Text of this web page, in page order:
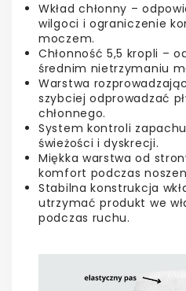
Wkład chłonny –
wilgoci i ograniczenie
moczem.
Chłonność 5,5 kropli –
średnim nietrzymaniu
Warstwa
szybciej odprowadzać
chłonnego.
System kontroli
świeżości i dyskrecji.
Miękka warstwa od
komfort podczas
Stabilna konstrukcja
utrzymać produkt we
podczas ruchu.